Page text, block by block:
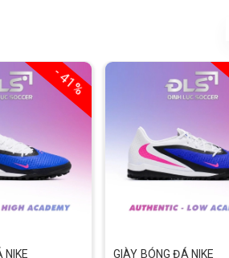
- 41%
NIKE
GIÀY BÓNG ĐÁ NIKE